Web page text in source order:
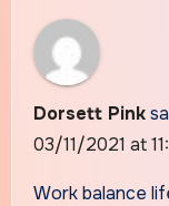
Dorsett Pink
03/11/2021 at
Work balance